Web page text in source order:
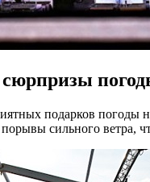
подарков погоды
сильного ветра,